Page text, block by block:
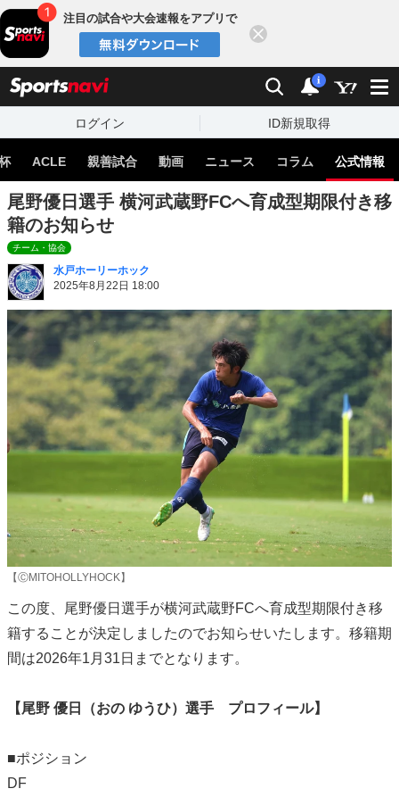
注目の試合や大会速報をアプリで
検索 通知
i
ログイン ID新規取得
ACLE 親善試合 動画 ニュース コラム 公式情報
尾野優日選手 横河武蔵野FCへ育成型期限付き移
籍のお知らせ
チーム・協会
水戸ホーリーホック
2025年8月22日 18:00
【ⒸMITOHOLLYHOCK】
この度、尾野優日選手が横河武蔵野FCへ育成型期限付き移
籍することが決定しましたのでお知らせいたします。移籍期
間は2026年1月31日までとなります。
【尾野 優日（おの ゆうひ）選手 プロフィール】
■ポジション
DF